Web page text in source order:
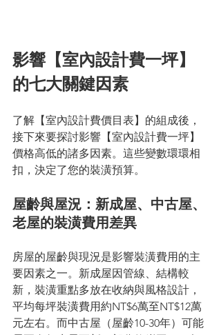
影響【室內設計費一坪】
的七大關鍵因素
了解【室內設計費價目表】的組成後，
接下來要探討影響【室內設計費一坪】
價格高低的諸多因素。這些變數環環相
扣，決定了您的裝潢預算。
屋齡與屋況：新成屋、中古屋、
老屋的裝潢費用差異
房屋的屋齡與現況是影響裝潢費用的主
要因素之一。新成屋因管線、結構較
新，裝潢重點多放在收納與風格設計，
平均每坪裝潢費用約NT$6萬至NT$12萬
元左右。而中古屋（屋齡10-30年）可能